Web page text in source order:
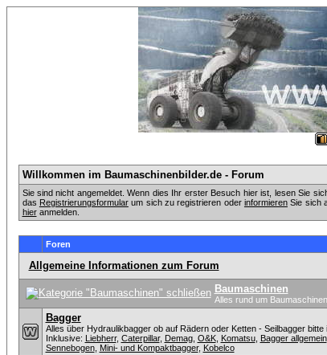
Willkommen im Baumaschinenbilder.de - Forum
Sie sind nicht angemeldet. Wenn dies Ihr erster Besuch hier ist, lesen Sie
das Registrierungsformularum sich zu registrieren oder informierenSie sich
hieranmelden.
Foren
Allgemeine Informationen zum Forum
Baumaschinen
Alles rund um Baumaschinen
Bagger
Alles über Hydraulikbagger ob auf Rädern oder Ketten - Seilbagger bitte
Inklusive: Liebherr, Caterpillar, Demag, O&K, Komatsu, Bagger allgemein,
Sennebogen, Mini- und Kompaktbagger, Kobelco